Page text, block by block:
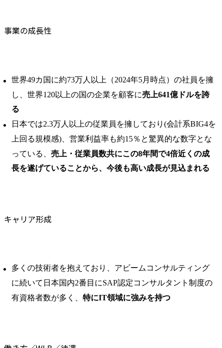
事業の成長性
世界49カ国に約73万人以上（2024年5月時点）の社員を擁
し、世界120以上の国の企業を顧客に売上641億ドルを誇
る
日本では2.3万人以上の従業員を擁しており(会計系BIG4を
上回る規模感)、営業利益率も約15％と驚異的な数字とな
っている、 売上・従業員数共にこの8年間で4倍近くの成
長を遂げていることから、今後も高い成長が見込まれる
キャリア形成
多くの技術者を抱えており、アビームコンサルティング
に続いて日本国内2番目にSAP認定コンサルタント制度の
有資格者数が多く、 特にIT領域に強みを持つ